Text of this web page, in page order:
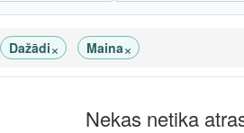
Dažādi× Maina×
Nekas netika